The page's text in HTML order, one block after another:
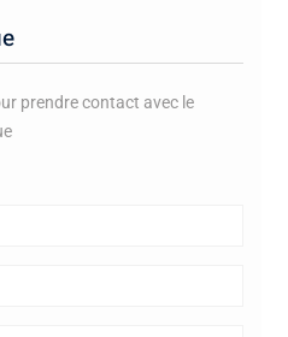
prendre contact avec le